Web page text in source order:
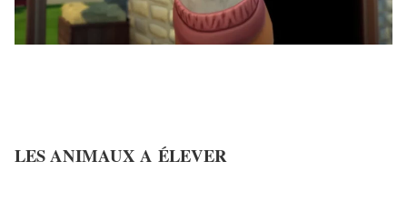
LES ANIMAUX A ÉLEVER